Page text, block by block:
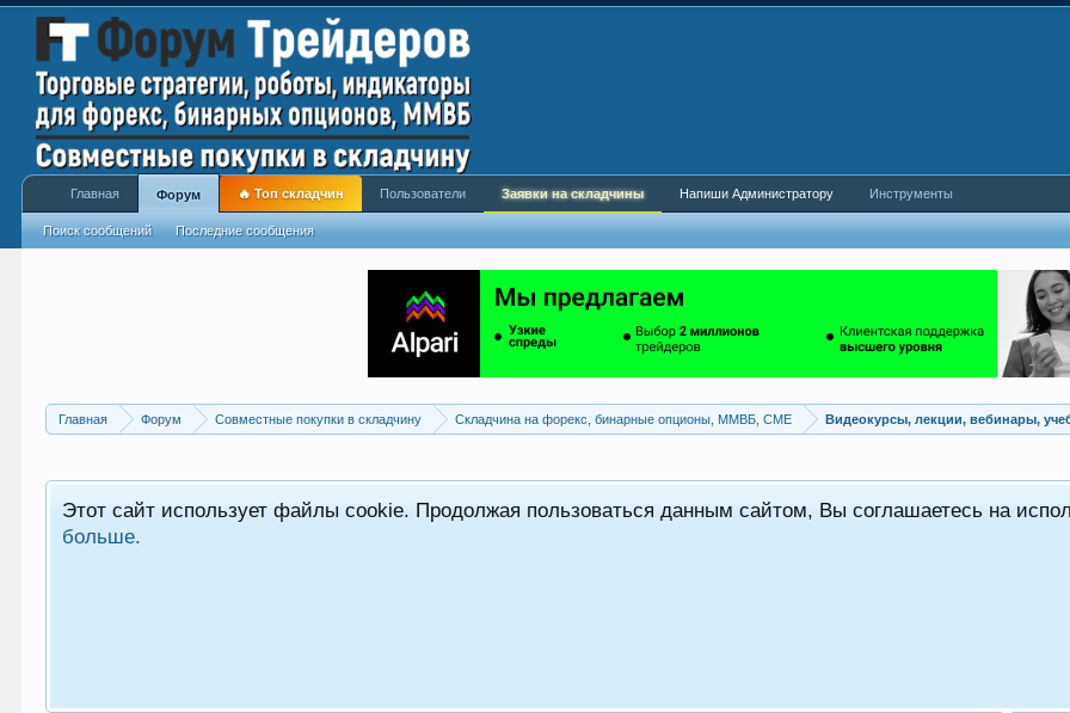
Главная Форум Совместные покупки в складчину Складчина на форекс, бинарные опционы, ММВБ, CME Видеокурсы, лекции, вебинары,
Этот сайт использует файлы cookie. Продолжая пользоваться данным сайтом, Вы соглашаетесь на
больше.
Главная Форум
Поиск сообщений Последние сообщения
🔥 Топ складчин Пользователи Заявки на складчины Напиши Администратору Инструменты